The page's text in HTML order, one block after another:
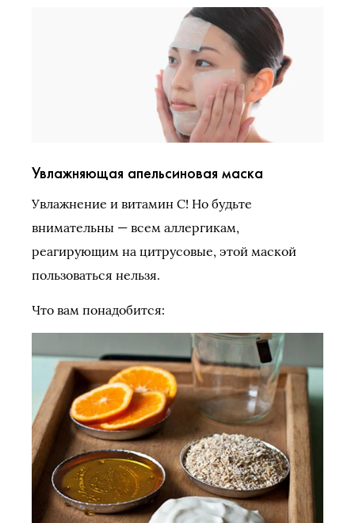
Увлажняющая апельсиновая маска
Увлажнение и витамин С! Но будьте
внимательны — всем аллергикам,
реагирующим на цитрусовые, этой маской
пользоваться нельзя.
Что вам понадобится: